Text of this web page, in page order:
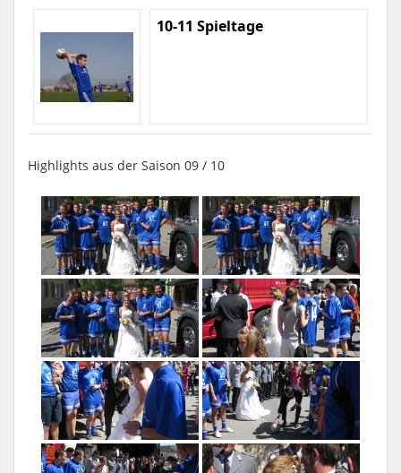
10-11 Spieltage
Highlights aus der Saison 09 / 10